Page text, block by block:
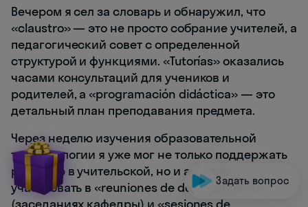
Вечером я сел за словарь и обнаружил, что
«claustro» — это не просто собрание учителей, а
педагогический совет с определенной
структурой и функциями. «Tutorías» оказались
часами консультаций для учеников и
родителей, а «programación didáctica» — это
детальный план преподавания предмета.
Через неделю изучения образовательной
терминологии я уже мог не только поддержать
разговор в учительской, но и активно
участвовать в «reuniones de departamento»
Задать вопрос